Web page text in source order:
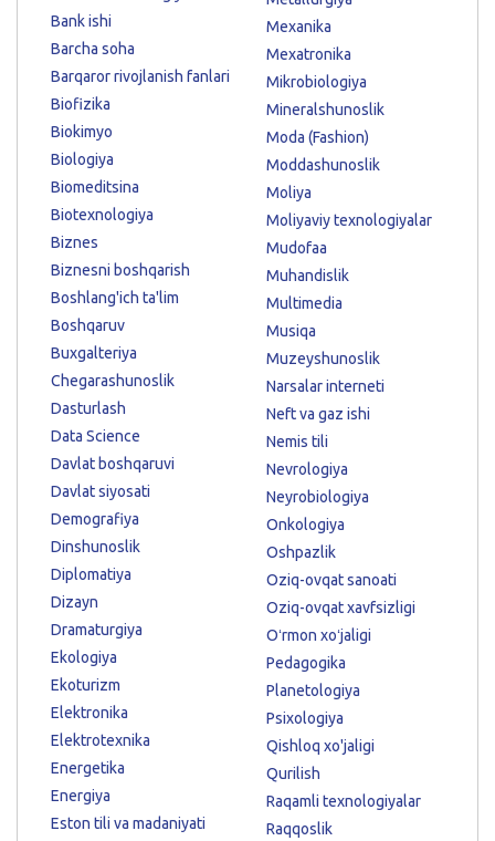
Bank ishi
Barcha soha
Barqaror rivojlanish fanlari
Biofizika
Biokimyo
Biologiya
Biomeditsina
Biotexnologiya
Biznes
Biznesni boshqarish
Boshlang'ich ta'lim
Boshqaruv
Buxgalteriya
Chegarashunoslik
Dasturlash
Data Science
Davlat boshqaruvi
Davlat siyosati
Demografiya
Dinshunoslik
Diplomatiya
Dizayn
Dramaturgiya
Ekologiya
Ekoturizm
Elektronika
Elektrotexnika
Energetika
Energiya
Eston tili va madaniyati
Mexanika
Mexatronika
Mikrobiologiya
Mineralshunoslik
Moda (Fashion)
Moddashunoslik
Moliya
Moliyaviy texnologiyalar
Mudofaa
Muhandislik
Multimedia
Musiqa
Muzeyshunoslik
Narsalar interneti
Neft va gaz ishi
Nemis tili
Nevrologiya
Neyrobiologiya
Onkologiya
Oshpazlik
Oziq-ovqat sanoati
Oziq-ovqat xavfsizligi
Oʻrmon xoʻjaligi
Pedagogika
Planetologiya
Psixologiya
Qishloq xo'jaligi
Qurilish
Raqamli texnologiyalar
Raqqoslik